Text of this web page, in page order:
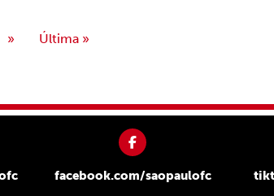
» Última »
facebook.com/saopaulofc